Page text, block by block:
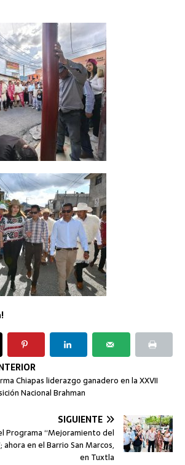
Chiapas liderazgo ganadero en la XXVII
Nacional Brahman
SIGUIENTE
Programa “Mejoramiento del
ahora en el Barrio San Marcos,
en Tuxtla